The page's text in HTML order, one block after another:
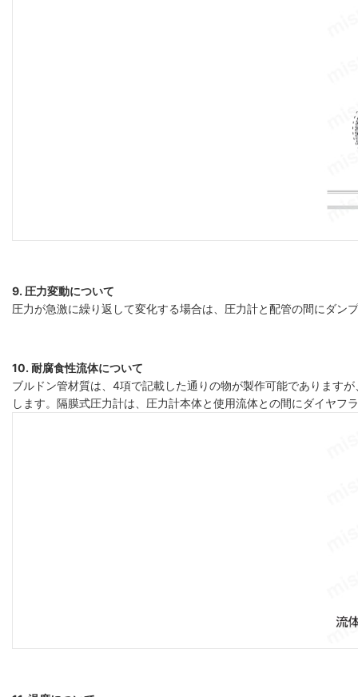
9. 圧力変動について
圧力が急激に繰り返して変化する場合は、圧力計と配管の間にダ
10. 耐腐食性流体について
ブルドン管材質は、4項で記載した通りの物が製作可能であります
します。隔膜式圧力計は、圧力計本体と使用流体との間にダイヤ